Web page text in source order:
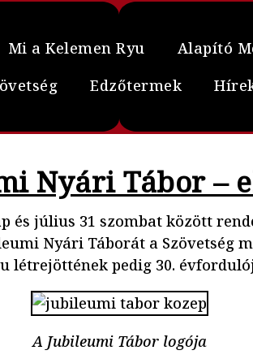
Mi a Kelemen Ryu
Alapító
Edzőtermek
Nyári Tábor –
és július 31 szombat között
Nyári Táborát a Szövetség
létrejöttének pedig 30.
A Jubileumi Tábor logója